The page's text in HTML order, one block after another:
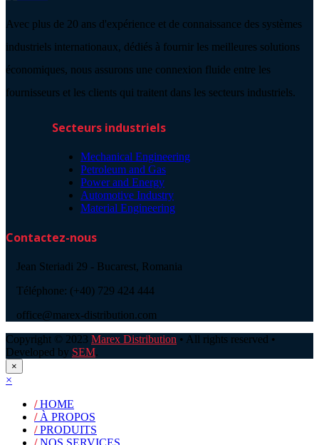
Avec plus de 20 ans d'expérience et de connaissance des systèmes
industriels internationaux, dédiés à fournir les meilleures solutions
économiques, nous assurons une connexion fluide entre les
fournisseurs et les clients qui traitent dans les secteurs industriels.
Secteurs industriels
Mechanical Engineering
Petroleum and Gas
Power and Energy
Automotive Industry
Material Engineering
Contactez-nous
Jean Steriadi 29 - Bucarest, Romania
Téléphone: (+40) 729 424 444
office@marex-distribution.com
Copyright © 2023 Marex Distribution • All rights reserved •
Developed by SEM.
×
×
/HOME
/ À PROPOS
/PRODUITS